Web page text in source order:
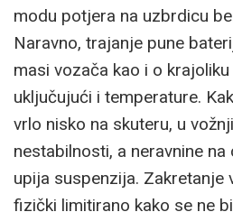
modu potjera na uzbrdicu
Naravno, trajanje pune
masi vozača kao i o
uključujući i temperature.
vrlo nisko na skuteru, u
nestabilnosti, a neravnine
upija suspenzija. Zakretanje
fizički limitirano kako se ne